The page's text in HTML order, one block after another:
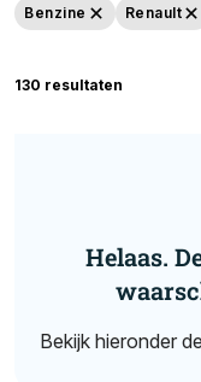
Benzine Renault
130 resultaten
Helaas.
Bekijk hieronder